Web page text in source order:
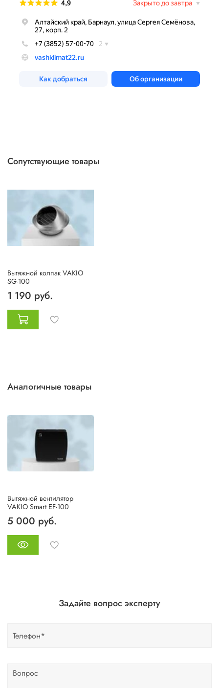
Сопутствующие товары
Вытяжной колпак VAKIO
SG-100
1 190 руб.
Аналогичные товары
Вытяжной вентилятор
VAKIO Smart EF-100
5 000 руб.
Задайте вопрос эксперту